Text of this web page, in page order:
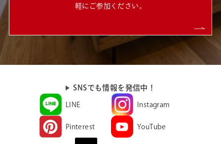
軽にご参加ください。
SNSでも情報を発信中！
LINE Instagram
Pinterest YouTube